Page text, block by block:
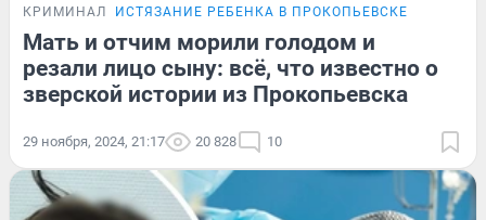
КРИМИНАЛ ИСТЯЗАНИЕ РЕБЕНКА В ПРОКОПЬЕВСКЕ
Мать и отчим морили голодом и
резали лицо сыну: всё, что известно о
зверской истории из Прокопьевска
29 ноября, 2024, 21:17 20 828 10